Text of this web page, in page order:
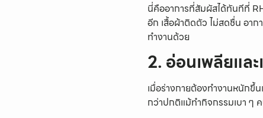
นี่คืออาการที่สัมผัสได้ทันทีที่
อีก เสื้อผ้าติดตัว ไม่สดชื่น อา
ทำงานด้วย
2. อ่อนเพลียแล
เมื่อร่างกายต้องทำงานหนักขึ้
กว่าปกติแม้ทำกิจกรรมเบา ๆ